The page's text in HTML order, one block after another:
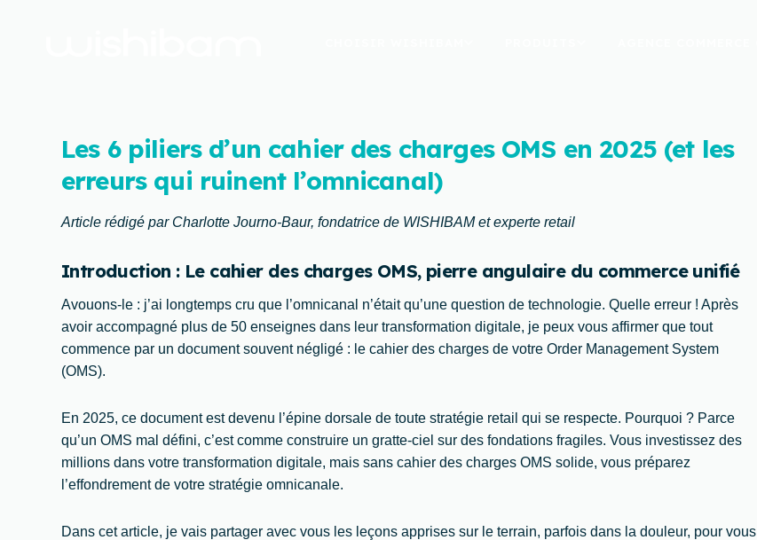
Les 6 piliers d’un cahier des charges OMS en 2025 (et les
erreurs qui ruinent l’omnicanal)
Article rédigé par Charlotte Journo-Baur, fondatrice de WISHIBAM et experte retail
Introduction : Le cahier des charges OMS, pierre angulaire du commerce unifié
Avouons-le : j’ai longtemps cru que l’omnicanal n’était qu’une question de technologie. Quelle erreur ! Après
avoir accompagné plus de 50 enseignes dans leur transformation digitale, je peux vous affirmer que tout
commence par un document souvent négligé : le cahier des charges de votre Order Management System
(OMS).
En 2025, ce document est devenu l’épine dorsale de toute stratégie retail qui se respecte. Pourquoi ? Parce
qu’un OMS mal défini, c’est comme construire un gratte-ciel sur des fondations fragiles. Vous investissez des
millions dans votre transformation digitale, mais sans cahier des charges OMS solide, vous préparez
l’effondrement de votre stratégie omnicanale.
Dans cet article, je vais partager avec vous les leçons apprises sur le terrain, parfois dans la douleur, pour vous